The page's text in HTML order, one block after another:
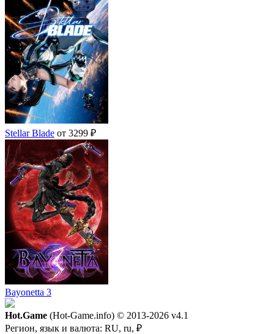
Stellar Blade от 3299 ₽
Bayonetta 3
Hot.Game (Hot-Game.info) © 2013-2026 v4.1
Регион, язык и валюта: RU, ru, ₽